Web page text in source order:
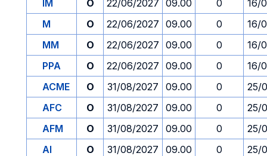
IM O 22/06/2027 09.00 0
16/
M
O 22/06/2027 09.00 0
16/
MM
O 22/06/2027 09.00 0
16/
PPA
O 22/06/2027 09.00 0
16/
ACME
O 31/08/2027 09.00 0
25/
AFC
O 31/08/2027 09.00 0
25/
AFM
O 31/08/2027 09.00 0
25/
AI
O 31/08/2027 09.00 0
25/